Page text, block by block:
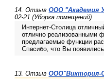
14. Отзыв ООО "Академия
02-21 (Уборка помещений)
Интернет-Столица
отлично реализованными
предлагаемые функции
Спасибо, что Вы
13. Отзыв ООО"Виктория-